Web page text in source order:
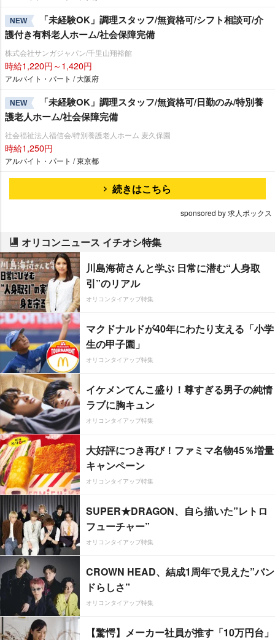
NEW
「未経験OK」調理スタッフ/無資格可/シフト相談可/介
護付き有料老人ホーム/社会保障完備
株式会社サンガジャパン/千里山翔裕館
時給1,220円～1,420円
アルバイト・パート / 大阪府
NEW
「未経験OK」調理スタッフ/無資格可/日勤のみ/特別養
護老人ホーム/社会保障完備
社会福祉法人福信会/特別養護老人ホーム 麦久保園
時給1,250円
アルバイト・パート / 東京都
続きはこちら
sponsored by 求人ボックス
オリコンニュース イチオシ特集
川島海荷さんと学ぶ 日常に潜む“人身取
引”のリアル
オリコンタイアップ特集
マクドナルドが40年にわたり支える「小学
生の甲子園」
オリコンタイアップ特集
イケメンてんこ盛り！尊すぎる男子の純情
ラブに胸キュン
オリコンタイアップ特集
大好評につき再び！ファミマ名物45％増量
キャンペーン
オリコンタイアップ特集
SUPER★DRAGON、自ら描いた”レトロ
フューチャー”
オリコンタイアップ特集
CROWN HEAD、結成1周年で見えた”バン
ドらしさ”
オリコンタイアップ特集
【驚愕】メーカー社員が推す「10万円台」